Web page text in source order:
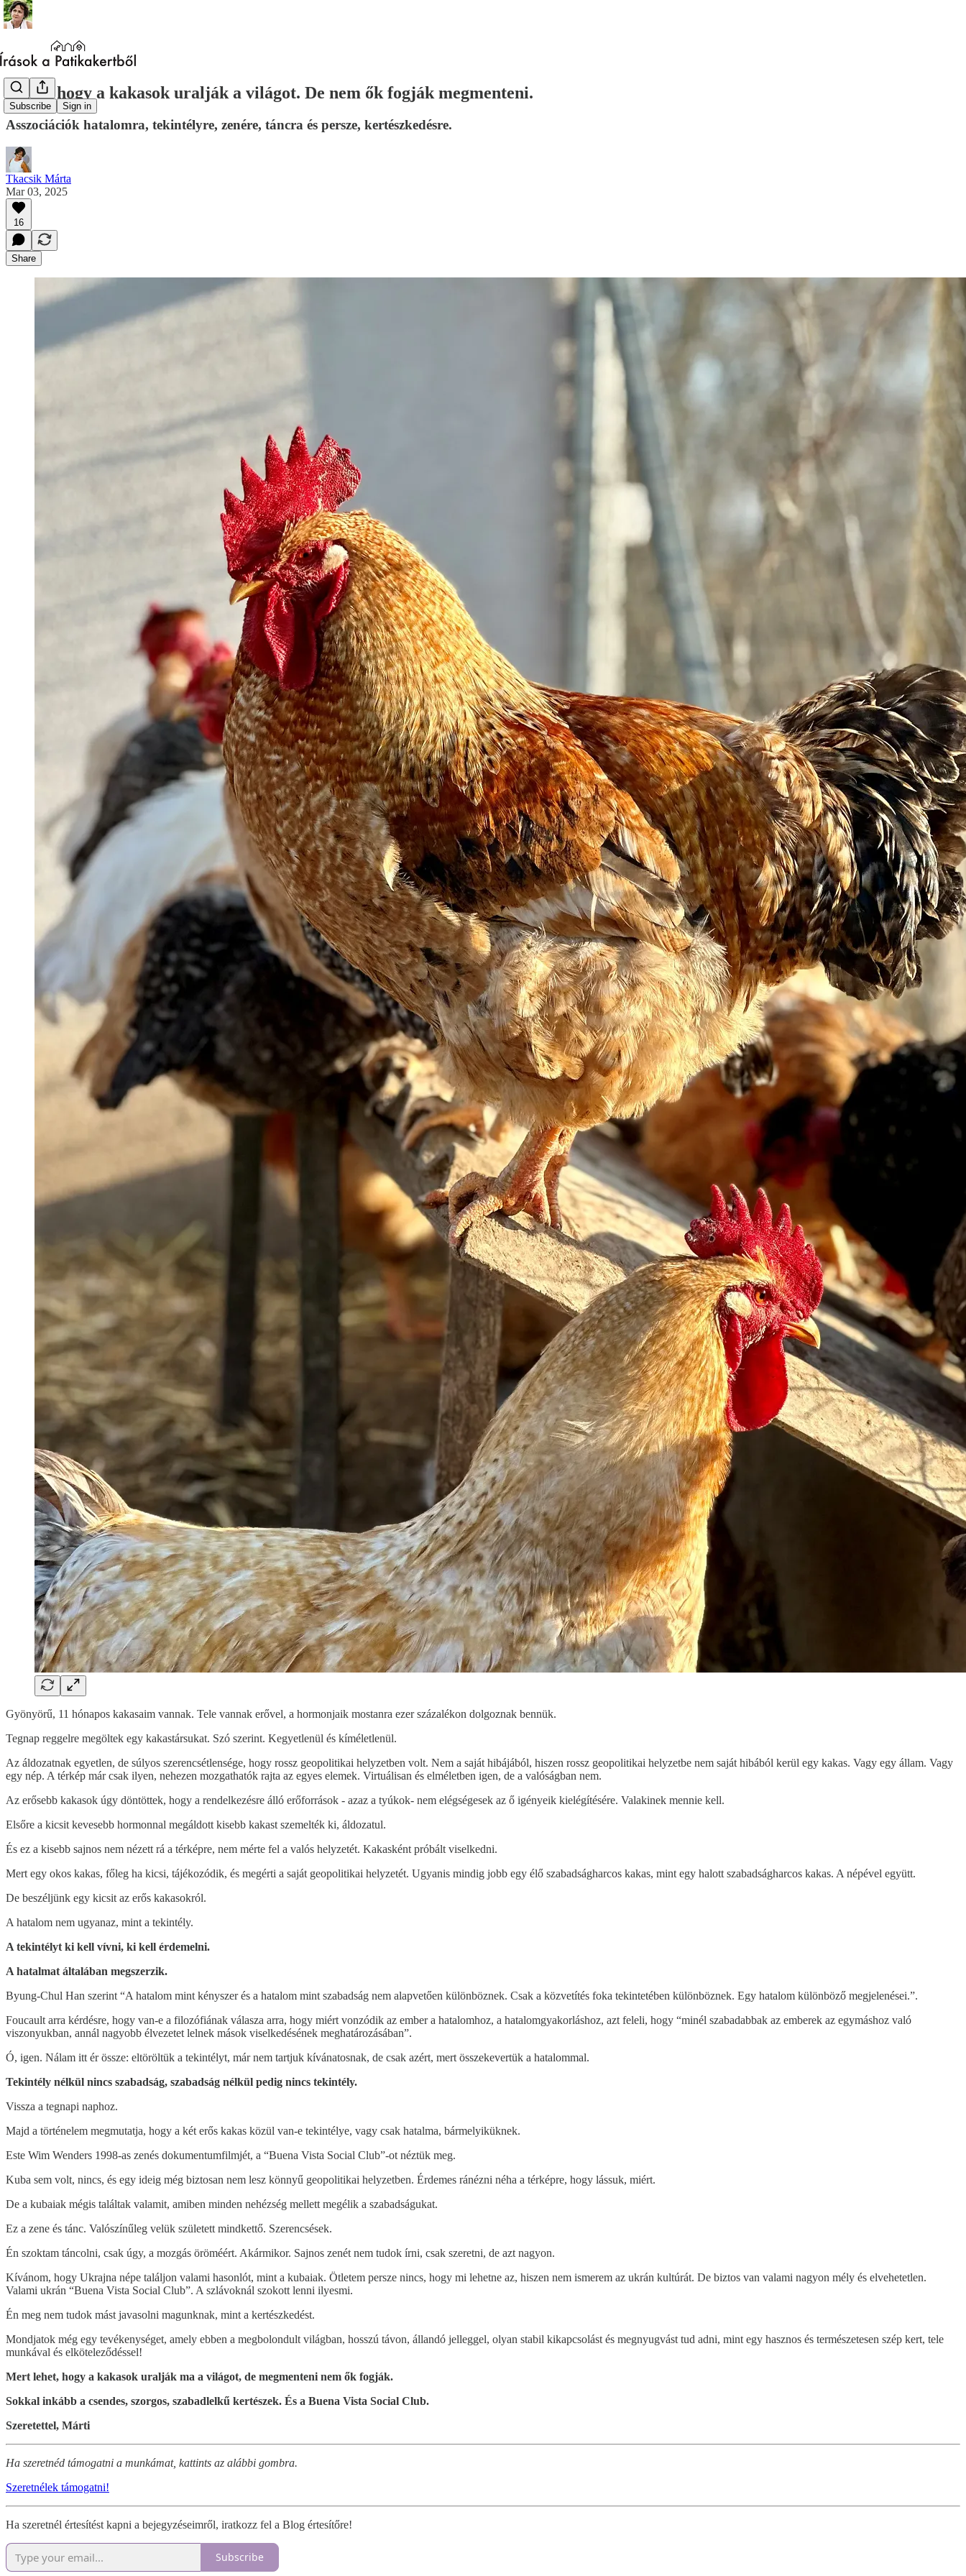
Subscribe Sign in
Lehet, hogy a kakasok uralják a világot. De nem ők fogják megmenteni.
Asszociációk hatalomra, tekintélyre, zenére, táncra és persze, kertészkedésre.
Tkacsik Márta
Mar 03, 2025
16
Share
Gyönyörű, 11 hónapos kakasaim vannak. Tele vannak erővel, a hormonjaik mostanra ezer százalékon dolgoznak bennük.
Tegnap reggelre megöltek egy kakastársukat. Szó szerint. Kegyetlenül és kíméletlenül.
Az áldozatnak egyetlen, de súlyos szerencsétlensége, hogy rossz geopolitikai helyzetben volt. Nem a saját hibájából, hiszen rossz geopolitikai helyzetbe nem saját hibából kerül egy kakas. Vagy egy állam. Vagy
egy nép. A térkép már csak ilyen, nehezen mozgathatók rajta az egyes elemek. Virtuálisan és elméletben igen, de a valóságban nem.
Az erősebb kakasok úgy döntöttek, hogy a rendelkezésre álló erőforrások - azaz a tyúkok- nem elégségesek az ő igényeik kielégítésére. Valakinek mennie kell.
Elsőre a kicsit kevesebb hormonnal megáldott kisebb kakast szemelték ki, áldozatul.
És ez a kisebb sajnos nem nézett rá a térképre, nem mérte fel a valós helyzetét. Kakasként próbált viselkedni.
Mert egy okos kakas, főleg ha kicsi, tájékozódik, és megérti a saját geopolitikai helyzetét. Ugyanis mindig jobb egy élő szabadságharcos kakas, mint egy halott szabadságharcos kakas. A népével együtt.
De beszéljünk egy kicsit az erős kakasokról.
A hatalom nem ugyanaz, mint a tekintély.
A tekintélyt ki kell vívni, ki kell érdemelni.
A hatalmat általában megszerzik.
Byung-Chul Han szerint “A hatalom mint kényszer és a hatalom mint szabadság nem alapvetően különböznek. Csak a közvetítés foka tekintetében különböznek. Egy hatalom különböző megjelenései.”.
Foucault arra kérdésre, hogy van-e a filozófiának válasza arra, hogy miért vonzódik az ember a hatalomhoz, a hatalomgyakorláshoz, azt feleli, hogy “minél szabadabbak az emberek az egymáshoz való
viszonyukban, annál nagyobb élvezetet lelnek mások viselkedésének meghatározásában”.
Ó, igen. Nálam itt ér össze: eltöröltük a tekintélyt, már nem tartjuk kívánatosnak, de csak azért, mert összekevertük a hatalommal.
Tekintély nélkül nincs szabadság, szabadság nélkül pedig nincs tekintély.
Vissza a tegnapi naphoz.
Majd a történelem megmutatja, hogy a két erős kakas közül van-e tekintélye, vagy csak hatalma, bármelyiküknek.
Este Wim Wenders 1998-as zenés dokumentumfilmjét, a “Buena Vista Social Club”-ot néztük meg.
Kuba sem volt, nincs, és egy ideig még biztosan nem lesz könnyű geopolitikai helyzetben. Érdemes ránézni néha a térképre, hogy lássuk, miért.
De a kubaiak mégis találtak valamit, amiben minden nehézség mellett megélik a szabadságukat.
Ez a zene és tánc. Valószínűleg velük született mindkettő. Szerencsések.
Én szoktam táncolni, csak úgy, a mozgás öröméért. Akármikor. Sajnos zenét nem tudok írni, csak szeretni, de azt nagyon.
Kívánom, hogy Ukrajna népe találjon valami hasonlót, mint a kubaiak. Ötletem persze nincs, hogy mi lehetne az, hiszen nem ismerem az ukrán kultúrát. De biztos van valami nagyon mély és elvehetetlen.
Valami ukrán “Buena Vista Social Club”. A szlávoknál szokott lenni ilyesmi.
Én meg nem tudok mást javasolni magunknak, mint a kertészkedést.
Mondjatok még egy tevékenységet, amely ebben a megbolondult világban, hosszú távon, állandó jelleggel, olyan stabil kikapcsolást és megnyugvást tud adni, mint egy hasznos és természetesen szép kert, tele
munkával és elköteleződéssel!
Mert lehet, hogy a kakasok uralják ma a világot, de megmenteni nem ők fogják.
Sokkal inkább a csendes, szorgos, szabadlelkű kertészek. És a Buena Vista Social Club.
Szeretettel, Márti
Ha szeretnéd támogatni a munkámat, kattints az alábbi gombra.
Szeretnélek támogatni!
Ha szeretnél értesítést kapni a bejegyzéseimről, iratkozz fel a Blog értesítőre!
Subscribe